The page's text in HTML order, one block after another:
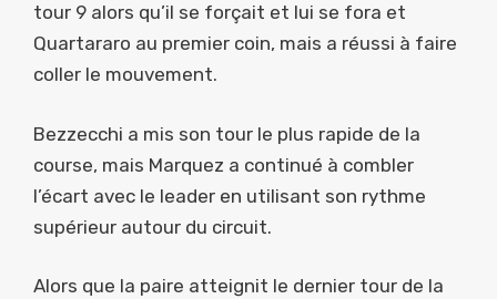
tour 9 alors qu’il se forçait et lui se fora et
Quartararo au premier coin, mais a réussi à faire
coller le mouvement.
Bezzecchi a mis son tour le plus rapide de la
course, mais Marquez a continué à combler
l’écart avec le leader en utilisant son rythme
supérieur autour du circuit.
Alors que la paire atteignit le dernier tour de la